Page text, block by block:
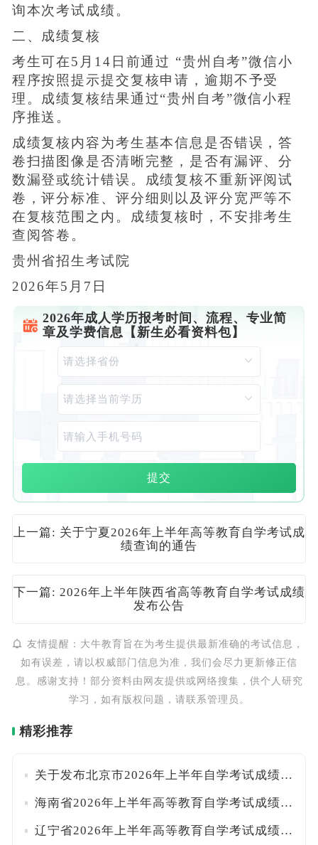
询本次考试成绩。
二、成绩复核
考生可在5月14日前通过 “贵州自考”微信小
程序按照提示提交复核申请，逾期不予受
理。成绩复核结果通过“贵州自考”微信小程
序推送。
成绩复核内容为考生基本信息是否错误，答
卷扫描图像是否清晰完整，是否有漏评、分
数漏登或统计错误。成绩复核不重新评阅试
卷，评分标准、评分细则以及评分宽严等不
在复核范围之内。成绩复核时，不安排考生
查阅答卷。
贵州省招生考试院
2026年5月7日
2026年成人学历报考时间、流程、专业简
章及学费信息【新生必看资料包】
提交
上一篇: 关于宁夏2026年上半年高等教育自学考试成
绩查询的通告
下一篇: 2026年上半年陕西省高等教育自学考试成绩
发布公告
友情提醒：大牛教育旨在为考生提供最新准确的考试信息，
如有误差，请以权威部门信息为准，我们会尽力更新修正信
息。感谢支持！部分资料由网友提供或网络搜集，供个人研究
学习，如有版权问题，请联系管理员。
精彩推荐
关于发布北京市2026年上半年自学考试成绩的通知
海南省2026年上半年高等教育自学考试成绩查询公告
辽宁省2026年上半年高等教育自学考试成绩复核时间流程